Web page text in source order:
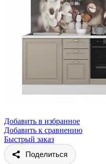
Добавить в избранное
Добавить к сравнению
Быстрый заказ
Поделиться